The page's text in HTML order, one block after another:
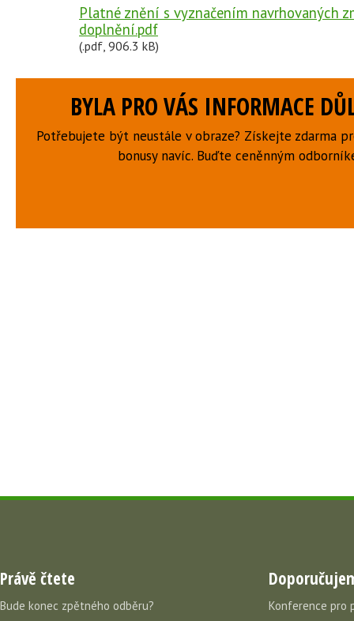
Platné znění s vyznačením navrhovaných
doplnění.pdf
(.pdf, 906.3 kB)
BYLA PRO VÁS INFORMACE
Potřebujete být neustále v obraze? Získejte zdarma
bonusy navíc. Buďte ceněnným
Právě čtete
Bude konec zpětného odběru?
Konference pro